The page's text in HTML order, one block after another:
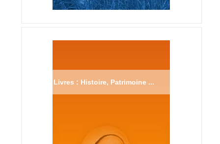
Livres : Histoire, Patrimoine ...